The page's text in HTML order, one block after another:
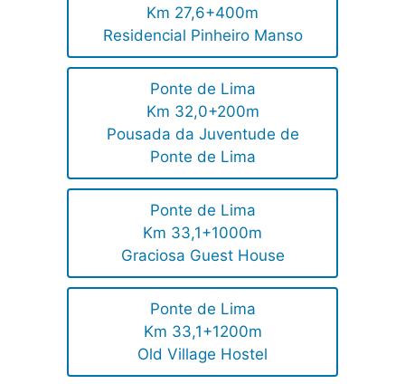
Km 27,6+400m
Residencial Pinheiro Manso
Ponte de Lima
Km 32,0+200m
Pousada da Juventude de
Ponte de Lima
Ponte de Lima
Km 33,1+1000m
Graciosa Guest House
Ponte de Lima
Km 33,1+1200m
Old Village Hostel